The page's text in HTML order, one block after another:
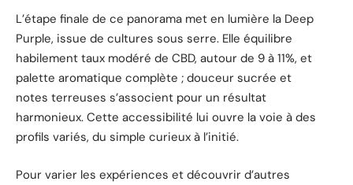
L’étape finale de ce panorama met en lumière la Deep
Purple, issue de cultures sous serre. Elle équilibre
habilement taux modéré de CBD, autour de 9 à 11%, et
palette aromatique complète ; douceur sucrée et
notes terreuses s’associent pour un résultat
harmonieux. Cette accessibilité lui ouvre la voie à des
profils variés, du simple curieux à l’initié.
Pour varier les expériences et découvrir d’autres